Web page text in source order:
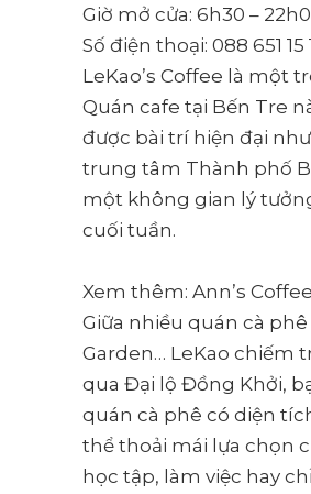
Giờ mở cửa: 6h30 –
Số điện thoại: 088 651 15
LeKao’s Coffee là một
Quán cafe tại Bến Tre
được bài trí hiện đại
trung tâm Thành phố
một không gian lý
cuối tuần.
Xem thêm: Ann’s
Giữa nhiều quán cà
Garden… LeKao chiếm
qua Đại lộ Đồng Khởi,
quán cà phê có diện
thể thoải mái lựa chọn
học tập, làm việc hay